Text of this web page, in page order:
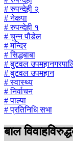
# रुपन्देही २
# नेकपा
# रुपन्देही १
# चुन्न पौडेल
# मन्दिर
# सिद्धबाबा
# बुटवल
# बुटवल उपमहान
# स्वास्थ्य
# निर्वाचन
# पाल्पा
# प्रतिनिधि सभा
बाल